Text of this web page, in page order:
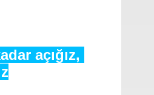
açığız,